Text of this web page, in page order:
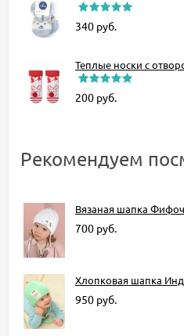
340 руб.
Теплые носки с
200 руб.
Рекомендуем
Вязаная шапка
700 руб.
Хлопковая шапка
950 руб.